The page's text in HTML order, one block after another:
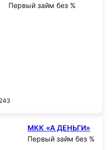
Первый займ без %
МКК «А ДЕНЬГИ»
Первый займ без %